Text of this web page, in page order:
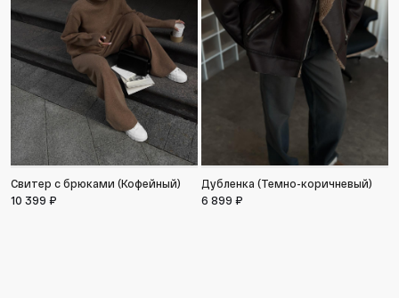
Свитер с брюками (Кофейный)
10 399 ₽
Дубленка (Темно-коричневый)
6 899 ₽